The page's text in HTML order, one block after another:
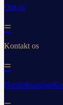
Om os
=
Kontakt os
=